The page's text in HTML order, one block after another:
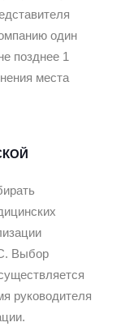
один
позднее 1
места
Выбор
руководителя